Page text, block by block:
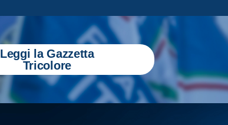
Leggi la Gazzetta
Tricolore